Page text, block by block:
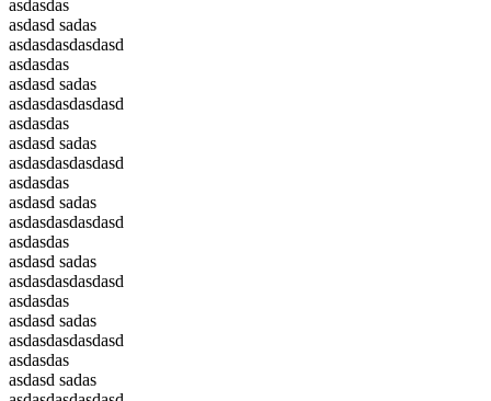
asdasdas
asdasd sadas
asdasdasdasdasd
asdasdas
asdasd sadas
asdasdasdasdasd
asdasdas
asdasd sadas
asdasdasdasdasd
asdasdas
asdasd sadas
asdasdasdasdasd
asdasdas
asdasd sadas
asdasdasdasdasd
asdasdas
asdasd sadas
asdasdasdasdasd
asdasdas
asdasd sadas